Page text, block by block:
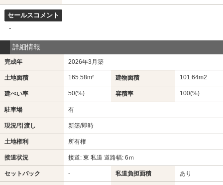
セールスコメント
-
詳細情報
完成年 2026年3月築
土地面積 165.58m² 建物面積 101.64m2
建ぺい率 50(%) 容積率 100(%)
駐車場 有
現況/引渡し 新築/即時
土地権利 所有権
接道状況 接道: 東 私道 道路幅: 6ｍ
セットバック - 私道負担面積 あり